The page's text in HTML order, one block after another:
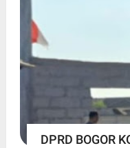
DPRD BOGOR